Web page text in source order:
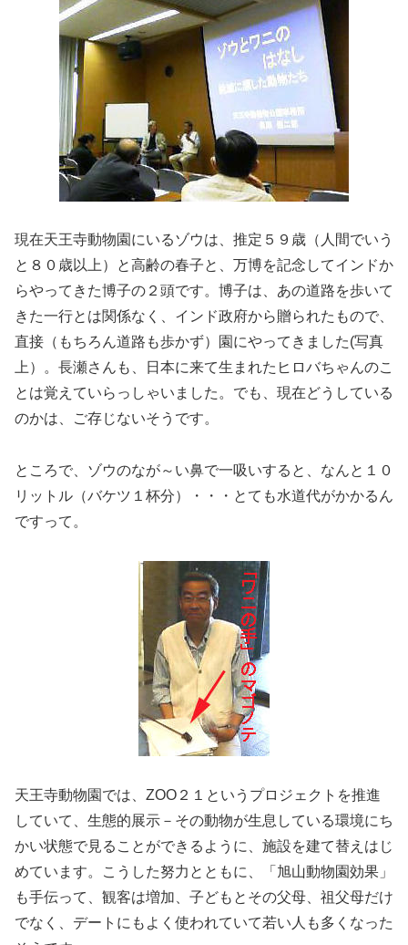
現在天王寺動物園にいるゾウは、推定５９歳（人間でいう
と８０歳以上）と高齢の春子と、万博を記念してインドか
らやってきた博子の２頭です。博子は、あの道路を歩いて
きた一行とは関係なく、インド政府から贈られたもので、
直接（もちろん道路も歩かず）園にやってきました(写真
上）。長瀬さんも、日本に来て生まれたヒロバちゃんのこ
とは覚えていらっしゃいました。でも、現在どうしている
のかは、ご存じないそうです。
ところで、ゾウのなが～い鼻で一吸いすると、なんと１０
リットル（バケツ１杯分）・・・とても水道代がかかるん
ですって。
天王寺動物園では、ZOO２１というプロジェクトを推進
していて、生態的展示－その動物が生息している環境にち
かい状態で見ることができるように、施設を建て替えはじ
めています。こうした努力とともに、「旭山動物園効果」
も手伝って、観客は増加、子どもとその父母、祖父母だけ
でなく、デートにもよく使われていて若い人も多くなった